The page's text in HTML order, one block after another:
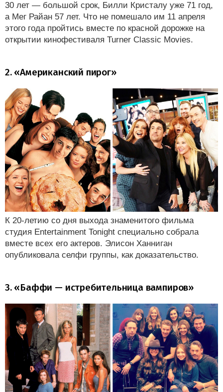
30 лет — большой срок, Билли Кристалу уже 71 год,
а Мег Райан 57 лет. Что не помешало им 11 апреля
этого года пройтись вместе по красной дорожке на
открытии кинофестиваля Turner Classic Movies.
2. «Американский пирог»
К 20-летию со дня выхода знаменитого фильма
студия Entertainment Tonight специально собрала
вместе всех его актеров. Элисон Ханниган
опубликовала селфи группы, как доказательство.
3. «Баффи — истребительница вампиров»